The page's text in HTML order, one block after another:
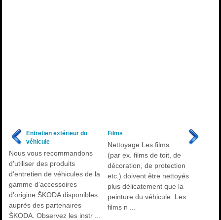
Entretien extérieur du
véhicule
Nous vous recommandons
d'utiliser des produits
d'entretien de véhicules de la
gamme d'accessoires
d'origine ŠKODA disponibles
auprès des partenaires
ŠKODA. Observez les instr ...
Films
Nettoyage Les films
(par ex. films de toit, de
décoration, de protection
etc.) doivent être nettoyés
plus délicatement que la
peinture du véhicule. Les
films n ...